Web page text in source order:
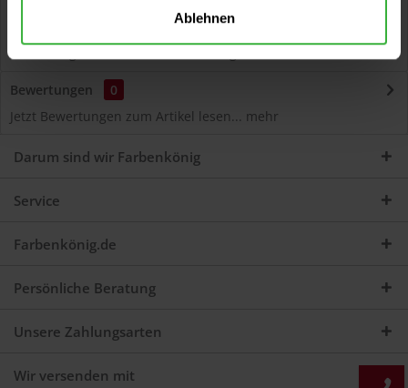
Ablehnen
Lackierungen und Lackausbesserungen am Auto...
Bewertungen
0
Jetzt Bewertungen zum Artikel lesen... mehr
Darum sind wir Farbenkönig
Service
Farbenkönig.de
Persönliche Beratung
Unsere Zahlungsarten
Wir versenden mit